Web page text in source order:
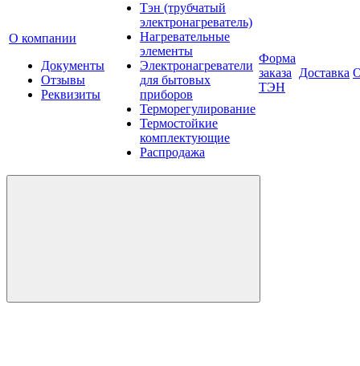
О компании
Документы
Отзывы
Реквизиты
Тэн (трубчатый
электронагреватель)
Нагревательные
элементы
Электронагреватели
для бытовых
приборов
Терморегулирование
Термостойкие
комплектующие
Распродажа
Форма
заказа
ТЭН
Доставка